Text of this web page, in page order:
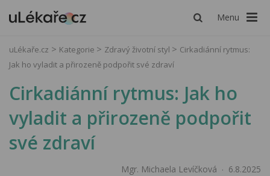
Menu
uLékaře.cz Kategorie Zdravý životní styl
Cirkadiánní rytmus:
Jak ho vyladit a přirozeně podpořit své zdraví
Cirkadiánní rytmus: Jak ho
vyladit a přirozeně podpořit
své zdraví
Mgr. Michaela Levíčková 6.8.2025